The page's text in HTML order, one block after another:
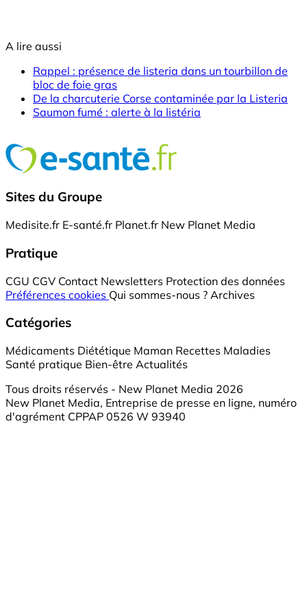
A lire aussi
Rappel : présence de listeria dans un tourbillon de
bloc de foie gras
De la charcuterie Corse contaminée par la Listeria
Saumon fumé : alerte à la listéria
Sites du Groupe
Medisite.fr E-santé.fr Planet.fr New Planet Media
Pratique
CGU CGV Contact Newsletters Protection des données
Préférences cookies Qui sommes-nous ? Archives
Catégories
Médicaments Diététique Maman Recettes Maladies
Santé pratique Bien-être Actualités
Tous droits réservés - New Planet Media 2026
New Planet Media, Entreprise de presse en ligne, numéro
d'agrément CPPAP 0526 W 93940